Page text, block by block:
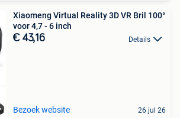
Xiaomeng Virtual Reality 3D VR Bril 100°
voor 4,7 - 6 inch
€ 43,16 Details
Bezoek website 26 jul 26